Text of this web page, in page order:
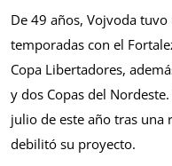
De 49 años, Vojvoda
temporadas con el
Copa Libertadores,
y dos Copas del
julio de este año tras una
debilitó su proyecto.